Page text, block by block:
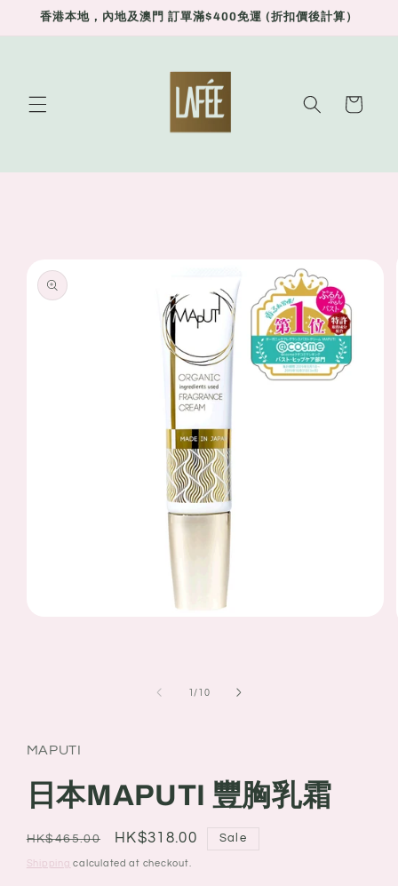
Skip to
香港本地，內地及澳門 訂單滿$400免運 (折扣價後計算）
Cart
1 /of
10
MAPUTI
日本MAPUTI 豐胸乳霜
Regular
price
HK$465.00
Sale
price
HK$318.00 Sale
Shipping calculated at checkout.